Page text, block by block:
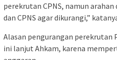
perekrutan CPNS, namun
dan CPNS agar dikurangi,”
Alasan pengurangan perekrutan
ini lanjut Ahkam, karena